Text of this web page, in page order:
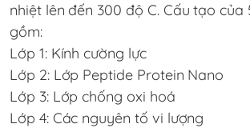
nhiệt lên đến 300 độ C. Cấu tạo
gồm:
Lớp 1: Kính cường lực
Lớp 2: Lớp Peptide Protein Nano
Lớp 3: Lớp chống oxi hoá
Lớp 4: Các nguyên tố vi lượng